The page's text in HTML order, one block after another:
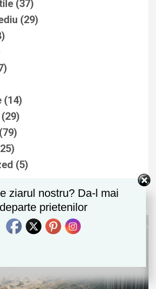
(37)
(29)
(14)
(29)
(79)
(5)
ziarul nostru? Da-l mai
departe prietenilor